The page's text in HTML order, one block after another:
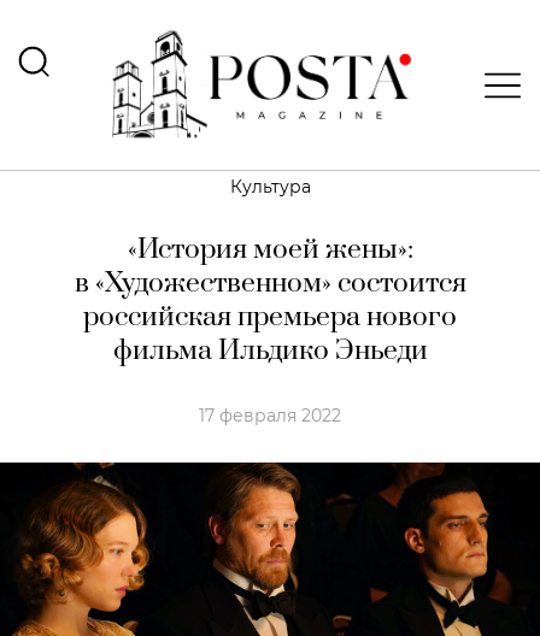
Культура
«История моей жены»:
в «Художественном» состоится
российская премьера нового
фильма Ильдико Эньеди
17 февраля 2022